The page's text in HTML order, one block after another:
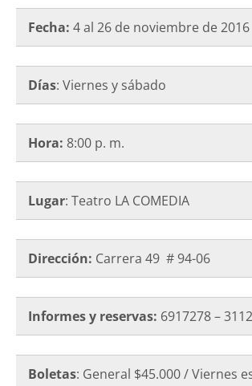
Fecha: 4 al 26 de noviembre de 2016
Días: Viernes y sábado
Hora: 8:00 p. m.
Lugar: Teatro LA COMEDIA
Dirección: Carrera 49 # 94-06
Informes y reservas: 6917278 –
Boletas: General $45.000 / Viernes